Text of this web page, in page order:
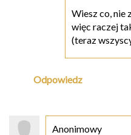
Wiesz co, nie
więc raczej
(teraz
Odpowiedz
Anonimowy